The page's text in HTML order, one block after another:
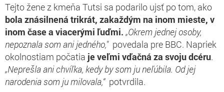
Tejto žene z kmeňa Tutsi sa podarilo ujsť po tom, ako
bola znásilnená trikrát, zakaždým na inom mieste, v
inom čase a viacerými ľuďmi. „Okrem jednej osoby,
nepoznala som ani jedného," povedala pre BBC. Napriek
okolnostiam počatia je veľmi vďačná za svoju dcéru.
„Neprešla ani chvíľka, kedy by som ju neľúbila. Od jej
narodenia som ju milovala,“potvrdila.